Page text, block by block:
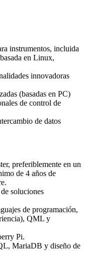
instrumentos, incluida
en Linux,
innovadoras
(basadas en PC)
de control de
de datos
preferiblemente en un
de 4 años de
soluciones
de programación,
QML y
Pi.
MariaDB y diseño de